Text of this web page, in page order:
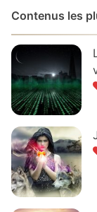
Contenus les